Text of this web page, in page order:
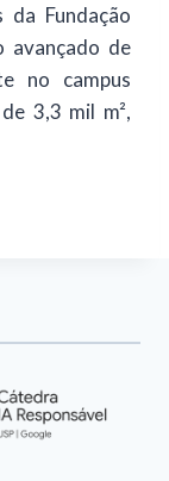
Fundação
de
no campus
3,3 mil m²,